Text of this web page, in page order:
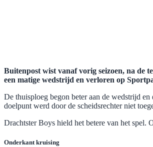
Buitenpost wist vanaf vorig seizoen, na de
een matige wedstrijd en verloren op
De thuisploeg begon beter aan de wedstrijd
doelpunt werd door de scheidsrechter niet
Drachtster Boys hield het betere van het spel.
Onderkant kruising